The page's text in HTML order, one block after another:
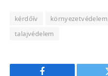
kérdőív környezetvédelem
talajvédelem